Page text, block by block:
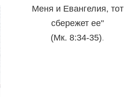
Меня и Евангелия, тот
сбережет ее"
(Мк. 8:34-35).